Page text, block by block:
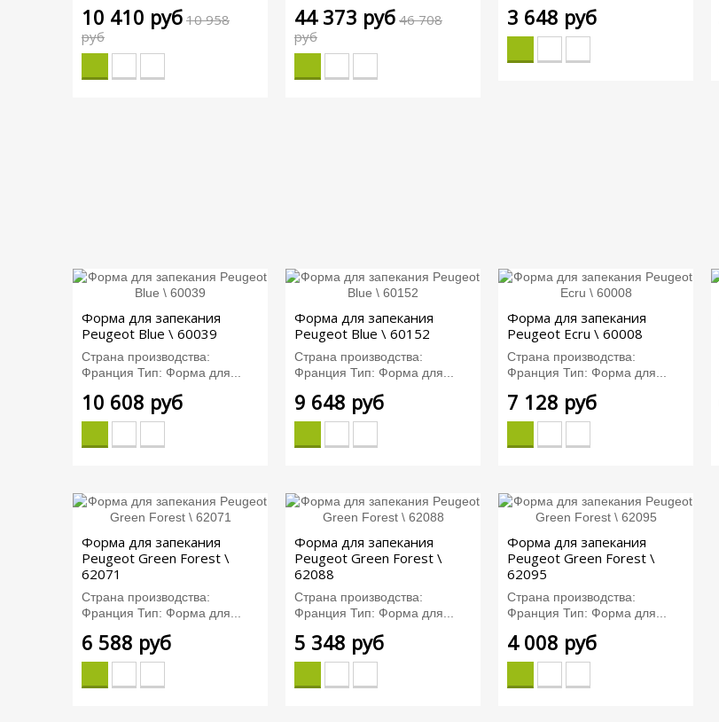
10 410 руб 10 958
руб
44 373 руб 46 708
руб
3 648 руб
Форма для запекания
Peugeot Blue \ 60039
Страна производства:
Франция Тип: Форма для...
10 608 руб
Форма для запекания
Peugeot Blue \ 60152
Страна производства:
Франция Тип: Форма для...
9 648 руб
Форма для запекания
Peugeot Ecru \ 60008
Страна производства:
Франция Тип: Форма для...
7 128 руб
Форма для запекания
Peugeot Green Forest \
62071
Страна производства:
Франция Тип: Форма для...
6 588 руб
Форма для запекания
Peugeot Green Forest \
62088
Страна производства:
Франция Тип: Форма для...
5 348 руб
Форма для запекания
Peugeot Green Forest \
62095
Страна производства:
Франция Тип: Форма для...
4 008 руб